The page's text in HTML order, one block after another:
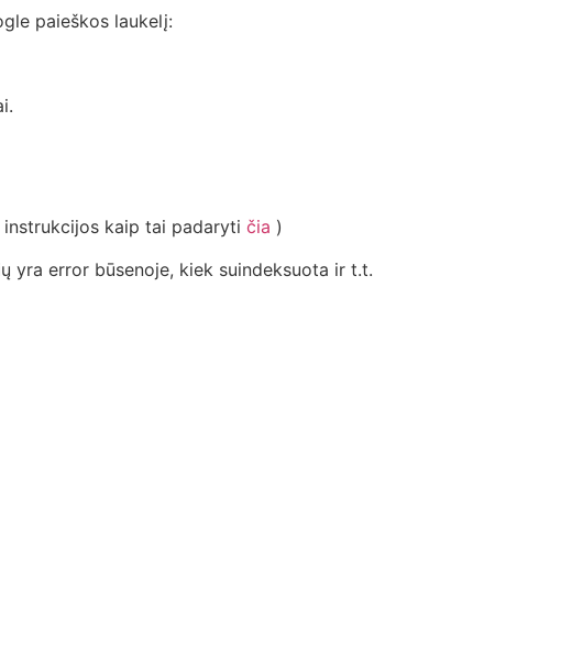
paieškos laukelį:
kaip tai padaryti čia )
yra error būsenoje, kiek suindeksuota ir t.t.